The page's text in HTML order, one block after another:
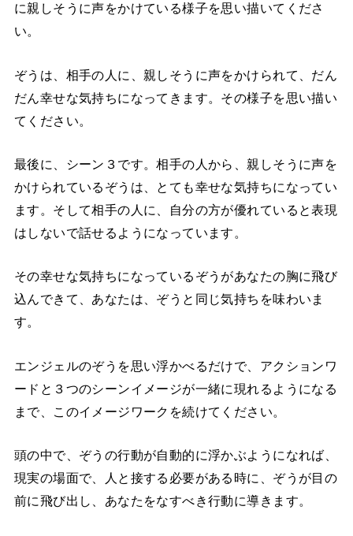
に親しそうに声をかけている様子を思い描いてくださ
い。
ぞうは、相手の人に、親しそうに声をかけられて、だん
だん幸せな気持ちになってきます。その様子を思い描い
てください。
最後に、シーン３です。相手の人から、親しそうに声を
かけられているぞうは、とても幸せな気持ちになってい
ます。そして相手の人に、自分の方が優れていると表現
はしないで話せるようになっています。
その幸せな気持ちになっているぞうがあなたの胸に飛び
込んできて、あなたは、ぞうと同じ気持ちを味わいま
す。
エンジェルのぞうを思い浮かべるだけで、アクションワ
ードと３つのシーンイメージが一緒に現れるようになる
まで、このイメージワークを続けてください。
頭の中で、ぞうの行動が自動的に浮かぶようになれば、
現実の場面で、人と接する必要がある時に、ぞうが目の
前に飛び出し、あなたをなすべき行動に導きます。